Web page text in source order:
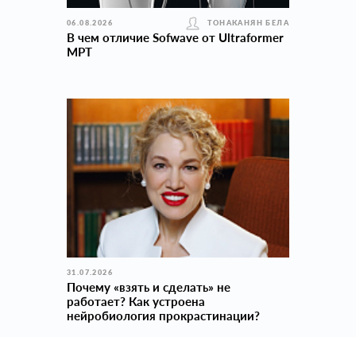
06.08.2026 ТОНАКАНЯН БЕЛА
В чем отличие Sofwave от Ultraformer
MPT
31.07.2026
Почему «взять и сделать» не
работает? Как устроена
нейробиология прокраcтинации?